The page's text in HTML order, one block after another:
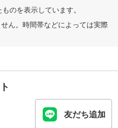
のを表示しています。
ん。時間帯などによっては実際
友だち追加